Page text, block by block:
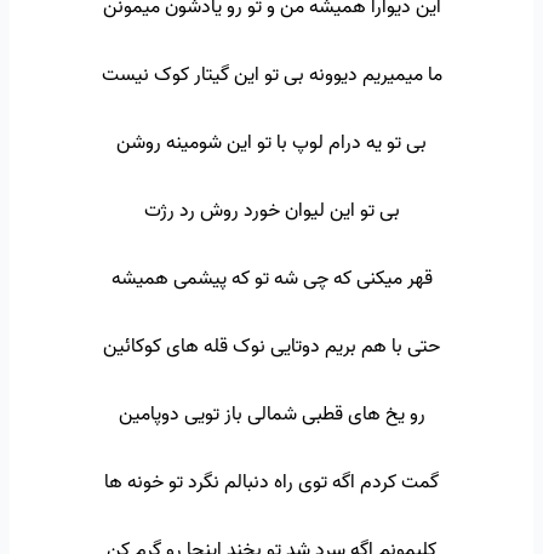
این دیوارا همیشه من و تو رو یادشون میمونن
ما میمیریم دیوونه بی تو این گیتار کوک نیست
بی تو یه درام لوپ با تو این شومینه روشن
بی تو این لیوان خورد روش رد رژت
قهر میکنی که چی شه تو که پیشمی همیشه
حتی با هم بریم دوتایی نوک قله های کوکائین
رو یخ های قطبی شمالی باز تویی دوپامین
گمت کردم اگه توی راه دنبالم نگرد تو خونه ها